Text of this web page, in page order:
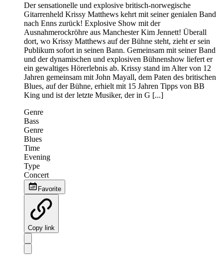
Der sensationelle und explosive britisch-norwegische
Gitarrenheld Krissy Matthews kehrt mit seiner genialen Band
nach Enns zurück! Explosive Show mit der
Ausnahmerockröhre aus Manchester Kim Jennett! Überall
dort, wo Krissy Matthews auf der Bühne steht, zieht er sein
Publikum sofort in seinen Bann. Gemeinsam mit seiner Band
und der dynamischen und explosiven Bühnenshow liefert er
ein gewaltiges Hörerlebnis ab. Krissy stand im Alter von 12
Jahren gemeinsam mit John Mayall, dem Paten des britischen
Blues, auf der Bühne, erhielt mit 15 Jahren Tipps von BB
King und ist der letzte Musiker, der in G [...]
Genre
Bass
Genre
Blues
Time
Evening
Type
Concert
Favorite
Copy link